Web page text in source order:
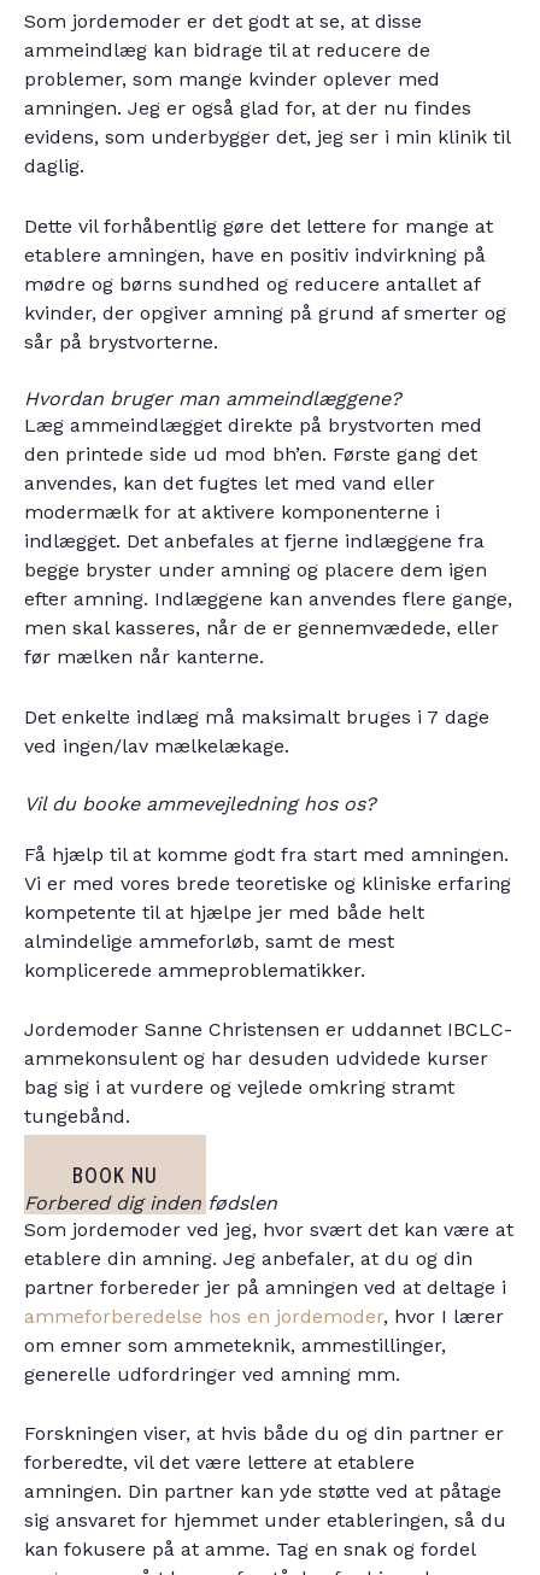
Som jordemoder er det godt at se, at disse
ammeindlæg kan bidrage til at reducere de
problemer, som mange kvinder oplever med
amningen. Jeg er også glad for, at der nu findes
evidens, som underbygger det, jeg ser i min klinik til
daglig.
Dette vil forhåbentlig gøre det lettere for mange at
etablere amningen, have en positiv indvirkning på
mødre og børns sundhed og reducere antallet af
kvinder, der opgiver amning på grund af smerter og
sår på brystvorterne.
Hvordan bruger man ammeindlæggene?
Læg ammeindlægget direkte på brystvorten med
den printede side ud mod bh’en. Første gang det
anvendes, kan det fugtes let med vand eller
modermælk for at aktivere komponenterne i
indlægget. Det anbefales at fjerne indlæggene fra
begge bryster under amning og placere dem igen
efter amning. Indlæggene kan anvendes flere gange,
men skal kasseres, når de er gennemvædede, eller
før mælken når kanterne.
Det enkelte indlæg må maksimalt bruges i 7 dage
ved ingen/lav mælkelækage.
Vil du booke ammevejledning hos os?
Få hjælp til at komme godt fra start med amningen.
Vi er med vores brede teoretiske og kliniske erfaring
kompetente til at hjælpe jer med både helt
almindelige ammeforløb, samt de mest
komplicerede ammeproblematikker.
Jordemoder Sanne Christensen er uddannet IBCLC-
ammekonsulent og har desuden udvidede kurser
bag sig i at vurdere og vejlede omkring stramt
tungebånd.
BOOK NU
Forbered dig inden fødslen
Som jordemoder ved jeg, hvor svært det kan være at
etablere din amning. Jeg anbefaler, at du og din
partner forbereder jer på amningen ved at deltage i
ammeforberedelse hos en jordemoder, hvor I lærer
om emner som ammeteknik, ammestillinger,
generelle udfordringer ved amning mm.
Forskningen viser, at hvis både du og din partner er
forberedte, vil det være lettere at etablere
amningen. Din partner kan yde støtte ved at påtage
sig ansvaret for hjemmet under etableringen, så du
kan fokusere på at amme. Tag en snak og fordel